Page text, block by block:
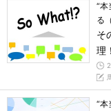
“本
る
そ
理
“本